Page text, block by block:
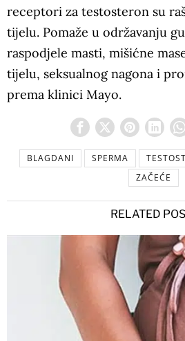
receptori za testosteron su
tijelu. Pomaže u održavanju
raspodjele masti, mišićne
tijelu, seksualnog nagona i
prema klinici Mayo.
BLAGDANI SPERMA
ZAČEĆE
RELATED